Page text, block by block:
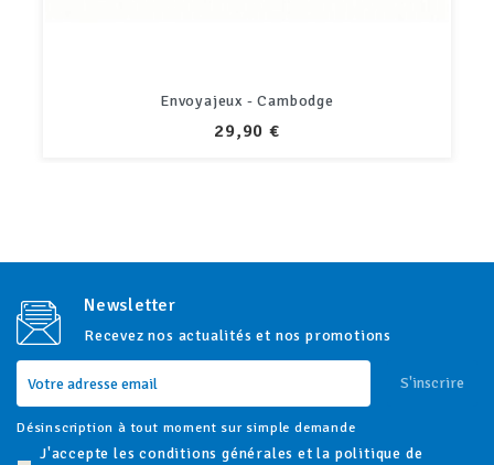
Disque Multiplication Réponse au dos fille
PRIX
8,50 €
Newsletter
Recevez nos actualités et nos promotions
S'inscrire
Désinscription à tout moment sur simple demande
J'accepte les conditions générales et la politique de